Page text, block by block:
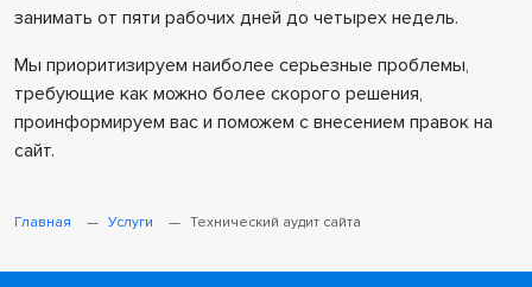
занимать от пяти рабочих дней до четырех недель.
Мы приоритизируем наиболее серьезные проблемы,
требующие как можно более скорого решения,
проинформируем вас и поможем с внесением правок на
сайт.
Главная Услуги Технический аудит сайта